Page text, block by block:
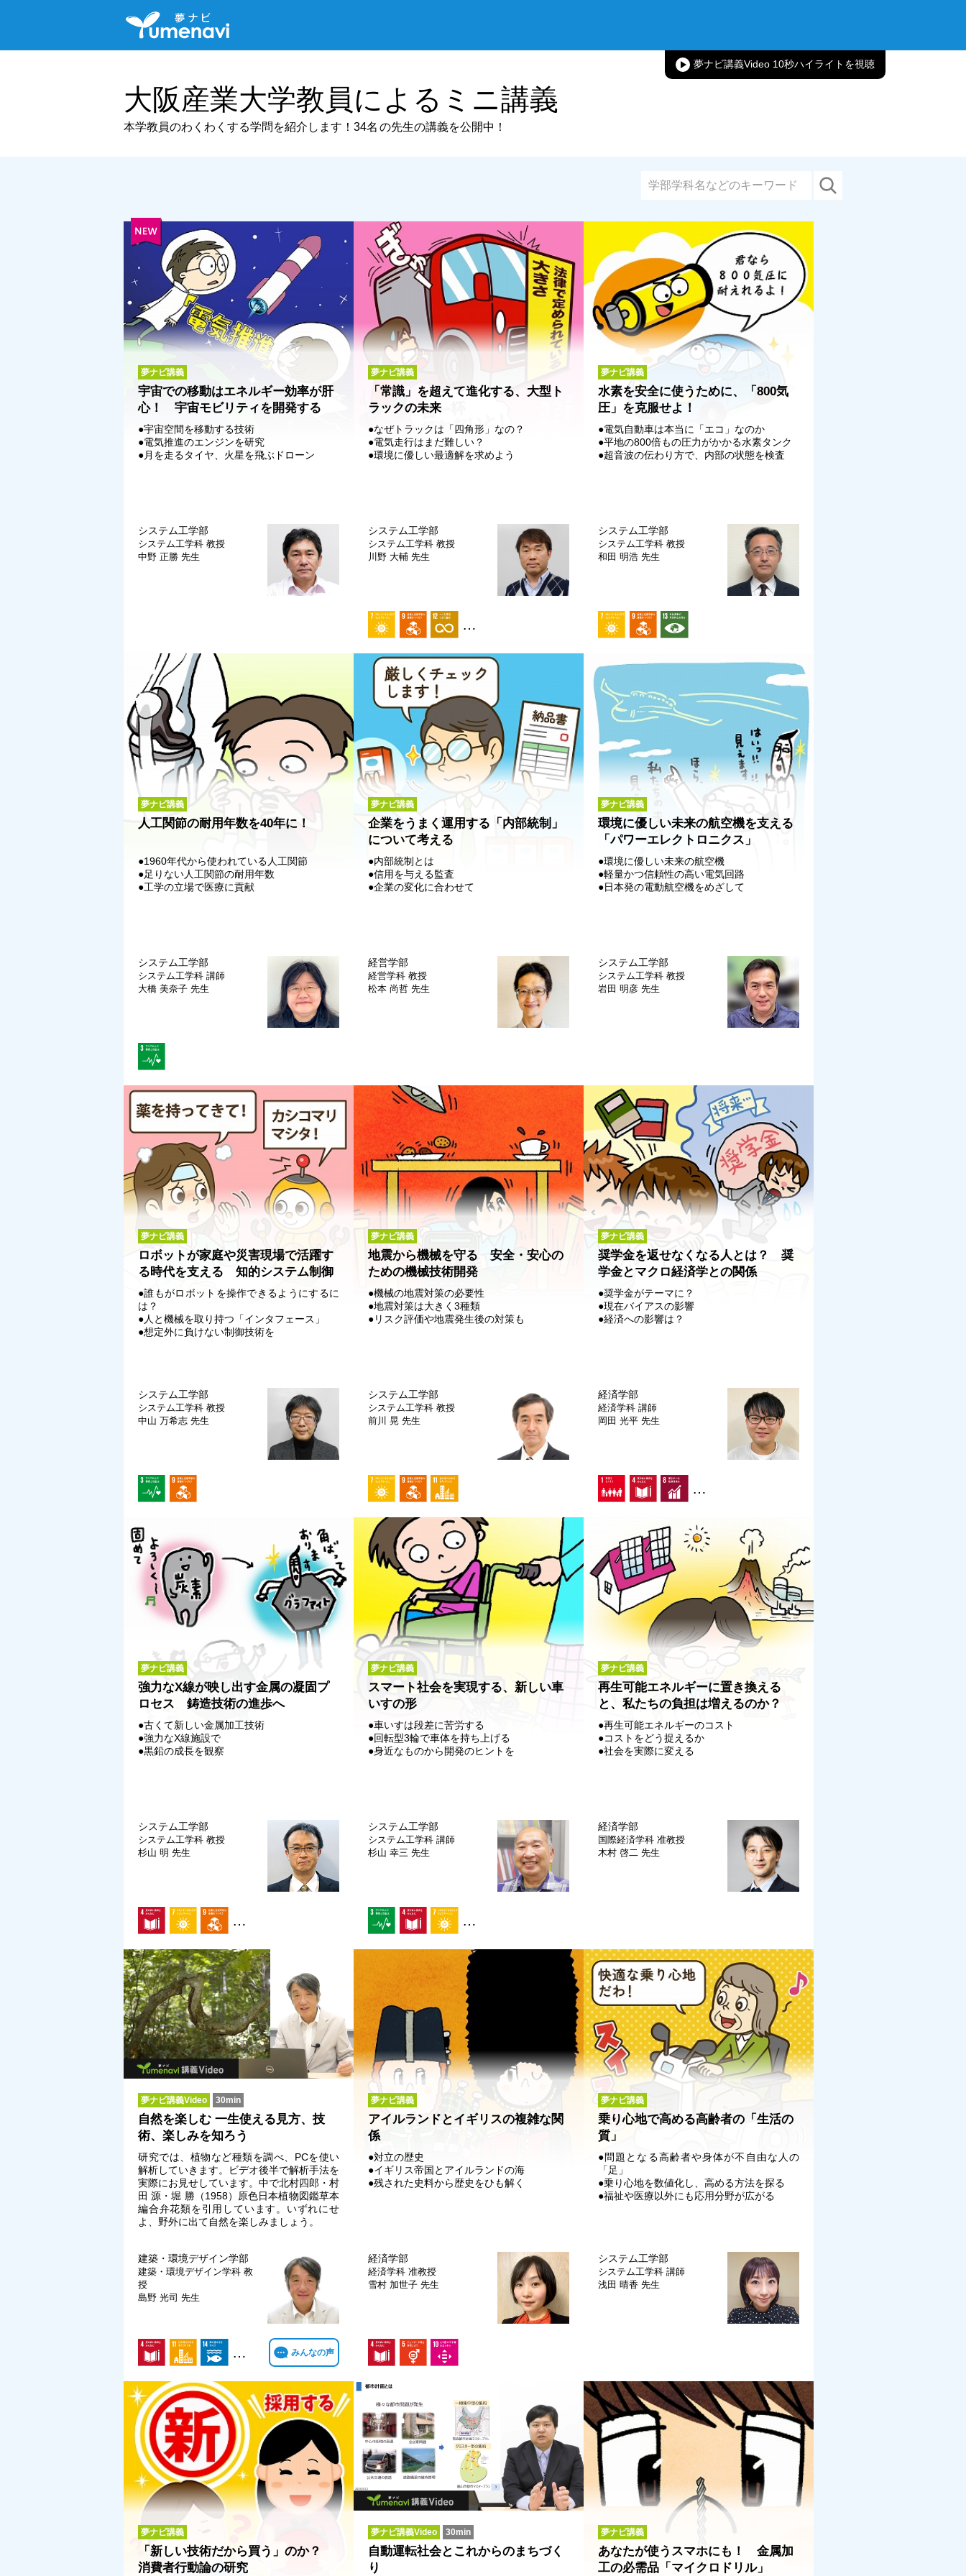
夢ナビ講義Video 10秒ハイライト
大阪産業大学教員によるミニ講義
本学教員のわくわくする学問を紹介します！ 34名 の先生の講義を公開中！
夢ナビ講義
宇宙での移動はエネルギー効率が肝
心！ 宇宙モビリティを開発する
●宇宙空間を移動する技術
●電気推進のエンジンを研究
●月を走るタイヤ、火星を飛ぶドローン
システム工学部
システム工学科 教授
中野 正勝 先生
夢ナビ講義
「常識」を超えて進化する、大型ト
ラックの未来
●なぜトラックは「四角形」なの？
●電気走行はまだ難しい？
●環境に優しい最適解を求めよう
システム工学部
システム工学科 教授
川野 大輔 先生
…
夢ナビ講義
水素を安全に使うために、「800気
圧」を克服せよ！
●電気自動車は本当に「エコ」なのか
●平地の800倍もの圧力がかかる水素タンク
●超音波の伝わり方で、内部の状態を検査
システム工学部
システム工学科 教授
和田 明浩 先生
夢ナビ講義
人工関節の耐用年数を40年に！
●1960年代から使われている人工関節
●足りない人工関節の耐用年数
●工学の立場で医療に貢献
システム工学部
システム工学科 講師
大橋 美奈子 先生
夢ナビ講義
企業をうまく運用する「内部統制」
について考える
●内部統制とは
●信用を与える監査
●企業の変化に合わせて
経営学部
経営学科 教授
松本 尚哲 先生
夢ナビ講義
環境に優しい未来の航空機を支える
「パワーエレクトロニクス」
●環境に優しい未来の航空機
●軽量かつ信頼性の高い電気回路
●日本発の電動航空機をめざして
システム工学部
システム工学科 教授
岩田 明彦 先生
夢ナビ講義
ロボットが家庭や災害現場で活躍す
る時代を支える 知的システム制御
●誰もがロボットを操作できるようにするに
は？
●人と機械を取り持つ「インタフェース」
●想定外に負けない制御技術を
システム工学部
システム工学科 教授
中山 万希志 先生
夢ナビ講義
地震から機械を守る 安全・安心の
ための機械技術開発
●機械の地震対策の必要性
●地震対策は大きく3種類
●リスク評価や地震発生後の対策も
システム工学部
システム工学科 教授
前川 晃 先生
夢ナビ講義
奨学金を返せなくなる人とは？ 奨
学金とマクロ経済学との関係
●奨学金がテーマに？
●現在バイアスの影響
●経済への影響は？
経済学部
経済学科 講師
岡田 光平 先生
…
夢ナビ講義
強力なX線が映し出す金属の凝固プ
ロセス 鋳造技術の進歩へ
●古くて新しい金属加工技術
●強力なX線施設で
●黒鉛の成長を観察
システム工学部
システム工学科 教授
杉山 明 先生
…
夢ナビ講義
スマート社会を実現する、新しい車
いすの形
●車いすは段差に苦労する
●回転型3輪で車体を持ち上げる
●身近なものから開発のヒントを
システム工学部
システム工学科 講師
杉山 幸三 先生
…
夢ナビ講義
再生可能エネルギーに置き換える
と、私たちの負担は増えるのか？
●再生可能エネルギーのコスト
●コストをどう捉えるか
●社会を実際に変える
経済学部
国際経済学科 准教授
木村 啓二 先生
夢ナビ講義Video 30min
自然を楽しむ 一生使える見方、技
術、楽しみを知ろう
研究では、植物など種類を調べ、PCを使い
解析していきます。ビデオ後半で解析手法を
実際にお見せしています。中で北村四郎・村
田 源・堀 勝（1958）原色日本植物図鑑草本
編合弁花類を引用しています。いずれにせ
よ、野外に出て自然を楽しみましょう。
建築・環境デザイン学部
建築・環境デザイン学科 教
授
島野 光司 先生
… みんなの声
夢ナビ講義
アイルランドとイギリスの複雑な関
係
●対立の歴史
●イギリス帝国とアイルランドの海
●残された史料から歴史をひも解く
経済学部
経済学科 准教授
雪村 加世子 先生
夢ナビ講義
乗り心地で高める高齢者の「生活の
質」
●問題となる高齢者や身体が不自由な人の
「足」
●乗り心地を数値化し、高める方法を探る
●福祉や医療以外にも応用分野が広がる
システム工学部
システム工学科 講師
浅田 晴香 先生
夢ナビ講義
「新しい技術だから買う」のか？
消費者行動論の研究
夢ナビ講義Video 30min
自動運転社会とこれからのまちづく
り
夢ナビ講義
あなたが使うスマホにも！ 金属加
工の必需品「マイクロドリル」